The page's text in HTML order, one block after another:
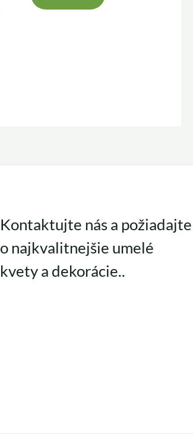
Kontaktujte nás a požiadajte
o najkvalitnejšie umelé
kvety a dekorácie..